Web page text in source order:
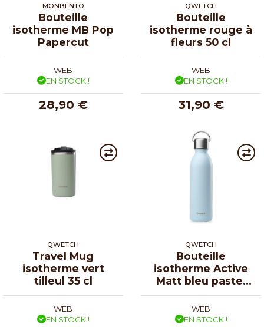
MONBENTO
Bouteille
isotherme MB Pop
Papercut
WEB
EN STOCK !
28,90 €
QWETCH
Bouteille
isotherme rouge à
fleurs 50 cl
WEB
EN STOCK !
31,90 €
QWETCH
Travel Mug
isotherme vert
tilleul 35 cl
WEB
EN STOCK !
QWETCH
Bouteille
isotherme Active
Matt bleu pastel
60 cl
WEB
EN STOCK !